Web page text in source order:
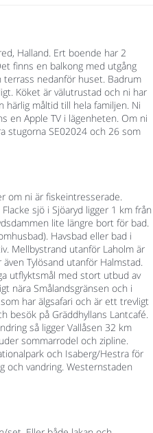
Halland. Ert boende har 2
finns en balkong med utgång
nedanför huset. Badrum
Köket är välutrustad och ni har
härlig måltid till hela familjen. Ni
en Apple TV i lägenheten. Om ni
stugorna SE02024 och 26 som
om ni är fiskeintresserade.
sjö i Sjöaryd ligger 1 km från
lite längre bort för bad.
Havsbad eller bad i
Mellbystrand utanför Laholm är
Tylösand utanför Halmstad.
utflyktsmål med stort utbud av
nära Smålandsgränsen och i
har älgsafari och är ett trevligt
besök på Gräddhyllans Lantcafé.
så ligger Vallåsen 32 km
sommarrodel och zipline.
och Isaberg/Hestra för
och vandring. Westernstaden